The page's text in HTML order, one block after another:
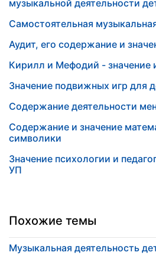
музыкальной деятельности
Самостоятельная
Аудит, его содержание и
Кирилл и Мефодий - значение
Значение подвижных игр для
Содержание деятельности
Содержание и значение
символики
Значение психологии и
УП
Похожие темы
Музыкальная деятельность